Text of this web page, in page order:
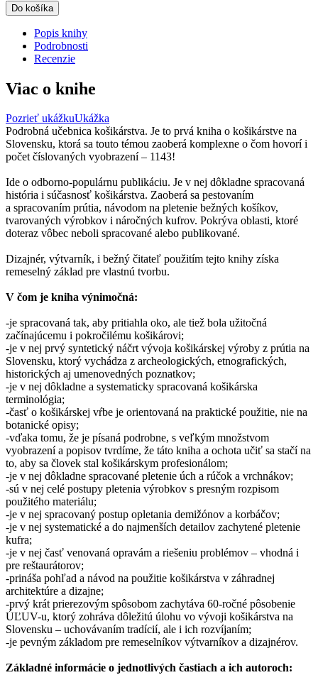
Do košíka
Popis knihy
Podrobnosti
Recenzie
Viac o knihe
Pozrieť ukážkuUkážka
Podrobná učebnica košikárstva. Je to prvá kniha o košikárstve na
Slovensku, ktorá sa touto témou zaoberá komplexne o čom hovorí i
počet číslovaných vyobrazení – 1143!
Ide o odborno-populárnu publikáciu. Je v nej dôkladne spracovaná
história i súčasnosť košikárstva. Zaoberá sa pestovaním
a spracovaním prútia, návodom na pletenie bežných košíkov,
tvarovaných výrobkov i náročných kufrov. Pokrýva oblasti, ktoré
doteraz vôbec neboli spracované alebo publikované.
Dizajnér, výtvarník, i bežný čitateľ použitím tejto knihy získa
remeselný základ pre vlastnú tvorbu.
V čom je kniha výnimočná:
-je spracovaná tak, aby pritiahla oko, ale tiež bola užitočná
začínajúcemu i pokročilému košikárovi;
-je v nej prvý syntetický náčrt vývoja košikárskej výroby z prútia na
Slovensku, ktorý vychádza z archeologických, etnografických,
historických aj umenovedných poznatkov;
-je v nej dôkladne a systematicky spracovaná košikárska
terminológia;
-časť o košikárskej vŕbe je orientovaná na praktické použitie, nie na
botanické opisy;
-vďaka tomu, že je písaná podrobne, s veľkým množstvom
vyobrazení a popisov tvrdíme, že táto kniha a ochota učiť sa stačí na
to, aby sa človek stal košikárskym profesionálom;
-je v nej dôkladne spracované pletenie úch a rúčok a vrchnákov;
-sú v nej celé postupy pletenia výrobkov s presným rozpisom
použitého materiálu;
-je v nej spracovaný postup opletania demižónov a korbáčov;
-je v nej systematické a do najmenších detailov zachytené pletenie
kufra;
-je v nej časť venovaná opravám a riešeniu problémov – vhodná i
pre reštaurátorov;
-prináša pohľad a návod na použitie košikárstva v záhradnej
architektúre a dizajne;
-prvý krát prierezovým spôsobom zachytáva 60-ročné pôsobenie
ÚĽUV-u, ktorý zohráva dôležitú úlohu vo vývoji košikárstva na
Slovensku – uchovávaním tradícií, ale i ich rozvíjaním;
-je pevným základom pre remeselníkov výtvarníkov a dizajnérov.
Základné informácie o jednotlivých častiach a ich autoroch: